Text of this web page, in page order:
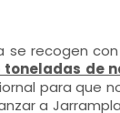
se recogen
toneladas de
para que
a